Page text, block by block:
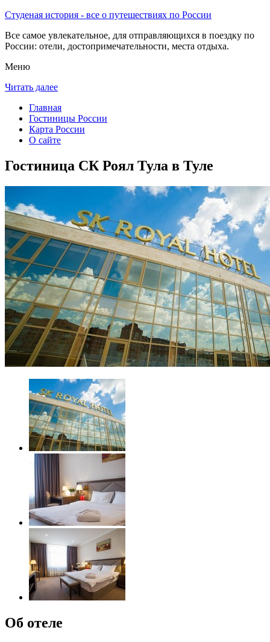
Студеная история - все о путешествиях по России
Все самое увлекательное, для отправляющихся в поездку по
России: отели, достопримечательности, места отдыха.
Меню
Читать далее
Главная
Гостиницы России
Карта России
О сайте
Гостиница СК Роял Тула в Туле
Об отеле